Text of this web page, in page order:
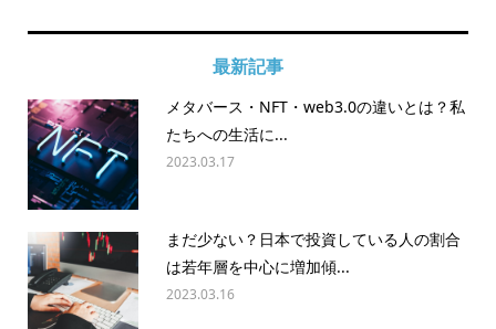
最新記事
メタバース・NFT・web3.0の違いとは？私
たちへの生活に...
2023.03.17
まだ少ない？日本で投資している人の割合
は若年層を中心に増加傾...
2023.03.16